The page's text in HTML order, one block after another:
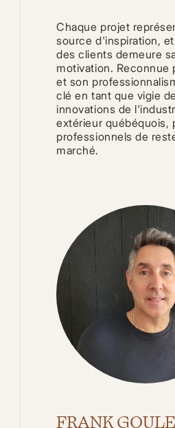
Chaque projet
source d'inspiration,
des clients demeure
motivation. Reconnue
et son
clé en tant que vigie
innovations de
extérieur québéquois,
professionnels de
marché.
FRANK